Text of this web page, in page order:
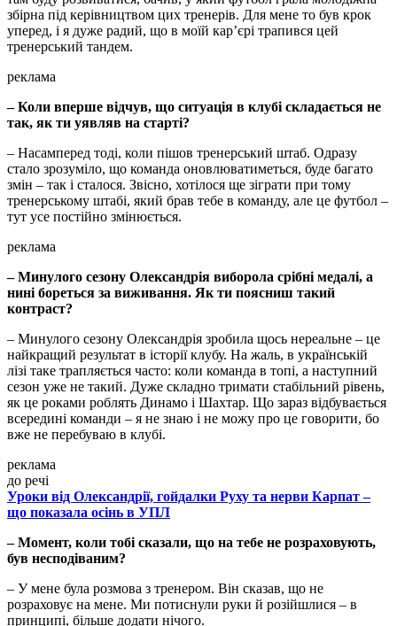
збірна під керівництвом цих тренерів. Для мене то був крок
уперед, і я дуже радий, що в моїй кар’єрі трапився цей
тренерський тандем.
реклама
– Коли вперше відчув, що ситуація в клубі складається не
так, як ти уявляв на старті?
– Насамперед тоді, коли пішов тренерський штаб. Одразу
стало зрозуміло, що команда оновлюватиметься, буде багато
змін – так і сталося. Звісно, хотілося ще зіграти при тому
тренерському штабі, який брав тебе в команду, але це футбол –
тут усе постійно змінюється.
реклама
– Минулого сезону Олександрія виборола срібні медалі, а
нині бореться за виживання. Як ти поясниш такий
контраст?
– Минулого сезону Олександрія зробила щось нереальне – це
найкращий результат в історії клубу. На жаль, в українській
лізі таке трапляється часто: коли команда в топі, а наступний
сезон уже не такий. Дуже складно тримати стабільний рівень,
як це роками роблять Динамо і Шахтар. Що зараз відбувається
всередині команди – я не знаю і не можу про це говорити, бо
вже не перебуваю в клубі.
реклама
до речі
Уроки від Олександрії, гойдалки Руху та нерви Карпат –
що показала осінь в УПЛ
– Момент, коли тобі сказали, що на тебе не розраховують,
був несподіваним?
– У мене була розмова з тренером. Він сказав, що не
розраховує на мене. Ми потиснули руки й розійшлися – в
принципі, більше додати нічого.